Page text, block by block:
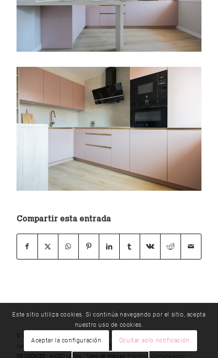
Compartir esta entrada
© Copyright - método |
cocinasmetodo@cocinasmetodo.es
POLÍTICA DE PRIVACIDAD
DE COOKIES
AVISO LEGAL| Cabo de Marcas Branding&Comunicación
Este sitio utiliza cookies. Si continúa navegando por el sitio, acepta
nuestro uso de cookies.
Aceptar la configuración Ocultar solo notificación